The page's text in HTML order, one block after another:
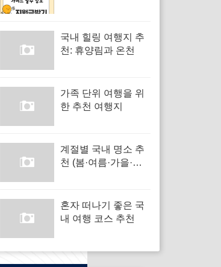
국내 힐링 여행지 추
천: 휴양림과 온천
가족 단위 여행을 위
한 추천 여행지
계절별 국내 명소 추
천 (봄·여름·가을·겨
혼자 떠나기 좋은 국
내 여행 코스 추천